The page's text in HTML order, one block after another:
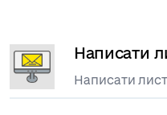
Написати
Написати